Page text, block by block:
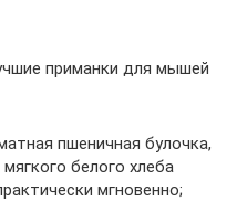
приманки для мышей
пшеничная булочка,
белого хлеба
мгновенно;